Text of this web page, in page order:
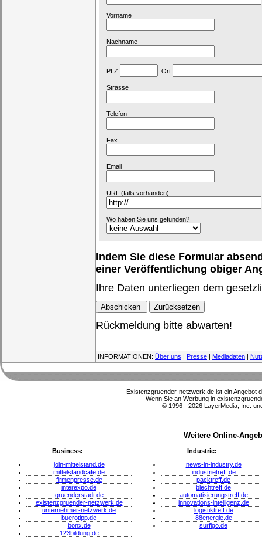
Vorname
Nachname
PLZ Ort
Strasse
Telefon
Fax
Email
URL (falls vorhanden)
Wo haben Sie uns gefunden?
Indem Sie diese Formular
einer Veröffentlichung obiger
Ihre Daten unterliegen dem
Rückmeldung bitte abwarten!
INFORMATIONEN: Über uns | Presse | Mediadaten |
Existenzgruender-netzwerk.de ist ein Angebot
Wenn Sie an Werbung in
© 1996 - 2026 LayerMedia, Inc.
Weitere Online-
Business:
join-mittelstand.de
mittelstandcafe.de
firmenpresse.de
interexpo.de
gruenderstadt.de
existenzgruender-netzwerk.de
unternehmer-netzwerk.de
buerotipp.de
bonx.de
123bildung.de
Industrie:
news-in-industry.de
industrietreff.de
packtreff.de
blechtreff.de
automatisierungstreff.de
innovations-intelligenz.de
logistiktreff.de
88energie.de
surfigo.de